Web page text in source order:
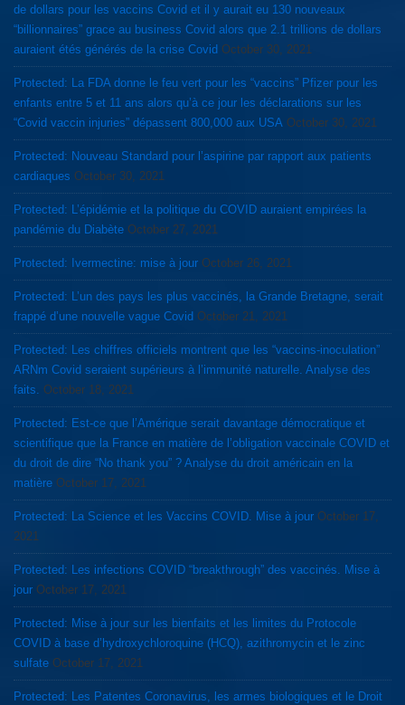
de dollars pour les vaccins Covid et il y aurait eu 130 nouveaux
“billionnaires” grace au business Covid alors que 2.1 trillions de dollars
auraient étés générés de la crise Covid October 30, 2021
Protected: La FDA donne le feu vert pour les “vaccins” Pfizer pour les
enfants entre 5 et 11 ans alors qu’à ce jour les déclarations sur les
“Covid vaccin injuries” dépassent 800,000 aux USA October 30, 2021
Protected: Nouveau Standard pour l’aspirine par rapport aux patients
cardiaques October 30, 2021
Protected: L’épidémie et la politique du COVID auraient empirées la
pandémie du Diabète October 27, 2021
Protected: Ivermectine: mise à jour October 26, 2021
Protected: L’un des pays les plus vaccinés, la Grande Bretagne, serait
frappé d’une nouvelle vague Covid October 21, 2021
Protected: Les chiffres officiels montrent que les “vaccins-inoculation”
ARNm Covid seraient supérieurs à l’immunité naturelle. Analyse des
faits.
October 18, 2021
Protected: Est-ce que l’Amérique serait davantage démocratique et
scientifique que la France en matière de l’obligation vaccinale COVID et
du droit de dire “No thank you” ? Analyse du droit américain en la
matière October 17, 2021
Protected: La Science et les Vaccins COVID. Mise à jour October 17,
2021
Protected: Les infections COVID “breakthrough” des vaccinés. Mise à
jour October 17, 2021
Protected: Mise à jour sur les bienfaits et les limites du Protocole
COVID à base d’hydroxychloroquine (HCQ), azithromycin et le zinc
sulfate October 17, 2021
Protected: Les Patentes Coronavirus, les armes biologiques et le Droit